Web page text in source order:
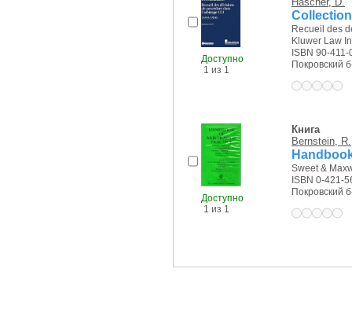
Доступно
1 из 1
Recueil des
Kluwer Law
ISBN 90-
Покровский
Доступно
1 из 1
Книга
Bernstein, R.
Sweet &
ISBN 0-421-
Покровский